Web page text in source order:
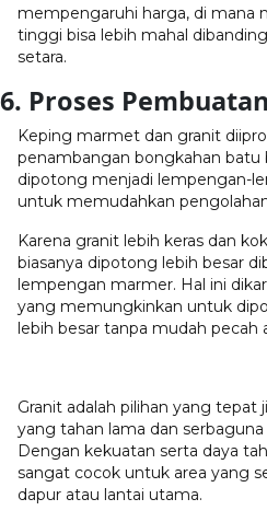
mempengaruhi harga, di mana
tinggi bisa lebih mahal
setara.
6. Proses Pembuatan
Keping marmet dan granit
penambangan bongkahan batu
dipotong menjadi lempengan-
untuk memudahkan
Karena granit lebih keras dan
biasanya dipotong lebih besar
lempengan marmer. Hal ini
yang memungkinkan untuk
lebih besar tanpa mudah pecah
Granit adalah pilihan yang tepat
yang tahan lama dan
Dengan kekuatan serta daya
sangat cocok untuk area yang
dapur atau lantai utama.